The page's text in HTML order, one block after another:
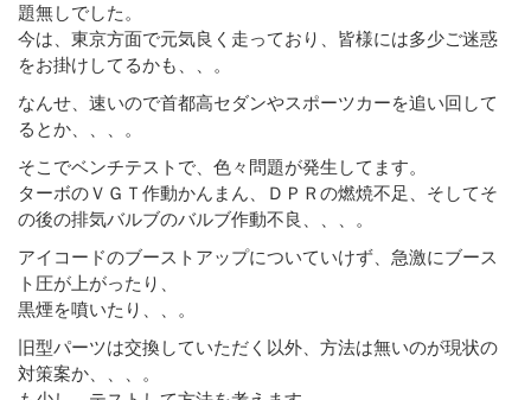
題無しでした。
今は、東京方面で元気良く走っており、皆様には多少ご迷惑
をお掛けしてるかも、、。
なんせ、速いので首都高セダンやスポーツカーを追い回して
るとか、、、。
そこでベンチテストで、色々問題が発生してます。
ターボのＶＧＴ作動かんまん、ＤＰＲの燃焼不足、そしてそ
の後の排気バルブのバルブ作動不良、、、。
アイコードのブーストアップについていけず、急激にブース
ト圧が上がったり、
黒煙を噴いたり、、。
旧型パーツは交換していただく以外、方法は無いのが現状の
対策案か、、、。